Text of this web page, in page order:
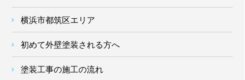
横浜市都筑区エリア
初めて外壁塗装される方へ
塗装工事の施工の流れ